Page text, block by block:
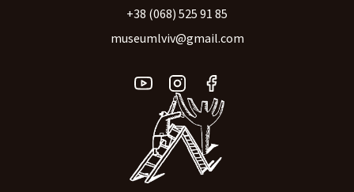
+38 (068) 525 91 85
museumlviv@gmail.com